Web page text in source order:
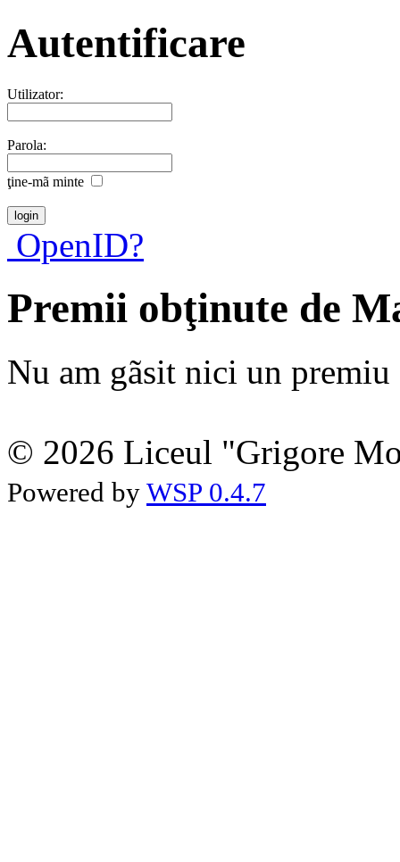
Autentificare
Utilizator:
Parola:
ţine-mã minte
OpenID?
Premii obţinute de
Nu am gãsit nici un premiu
© 2026 Liceul "Grigore
Powered by WSP 0.4.7